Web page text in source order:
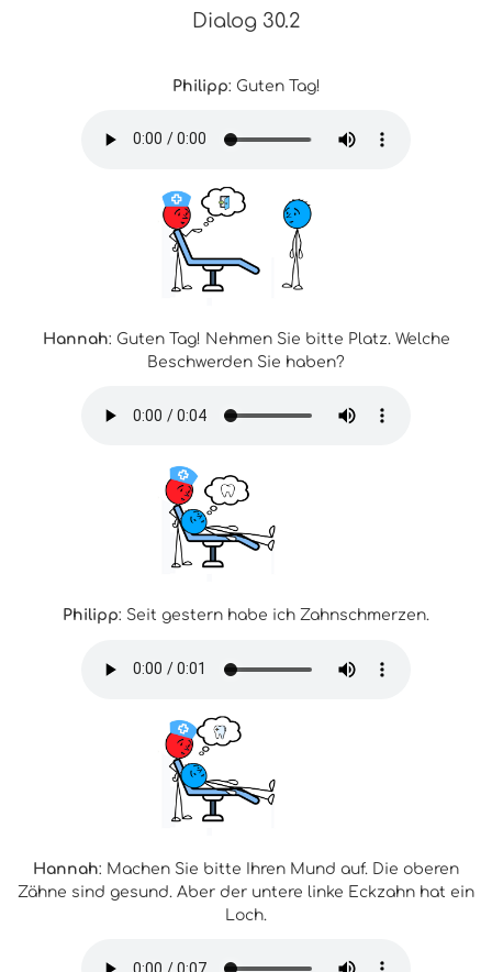
Dialog 30.2
Philipp: Guten Tag!
Hannah: Guten Tag! Nehmen Sie bitte Platz. Welche
Beschwerden Sie haben?
Philipp: Seit gestern habe ich Zahnschmerzen.
Hannah: Machen Sie bitte Ihren Mund auf. Die oberen
Zähne sind gesund. Aber der untere linke Eckzahn hat ein
Loch.